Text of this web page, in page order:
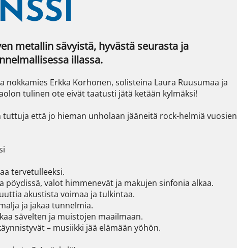
metallin sävyistä, hyvästä seurasta ja
illassa.
nokkamies Erkka Korhonen, solisteina Laura Ruusumaa ja
tulinen ote eivät taatusti jätä ketään kylmäksi!
että jo hieman unholaan jääneitä rock-helmiä vuosien
tervetulleeksi.
pöydissä, valot himmenevät ja makujen sinfonia alkaa.
akustista voimaa ja tulkintaa.
ja jakaa tunnelmia.
sävelten ja muistojen maailmaan.
– musiikki jää elämään yöhön.